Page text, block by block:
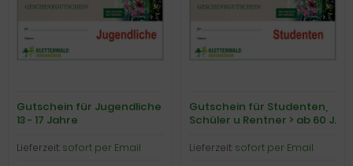
Gutschein für Jugendliche
13 - 17 Jahre
Lieferzeit: sofort per Email
Gutschein für Studenten,
Schüler u Rentner > ab 60 J.
Lieferzeit: sofort per Email